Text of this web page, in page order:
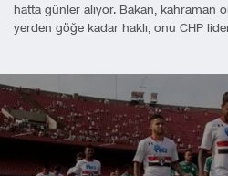
hatta günler alıyor. Bakan, kahraman
yerden göğe kadar haklı, onu CHP